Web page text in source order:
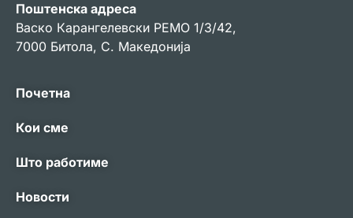
Поштенска адреса
Васко Карангелевски РЕМО 1/3/42,
7000 Битола, С. Македонија
Почетна
Кои сме
Што работиме
Новости